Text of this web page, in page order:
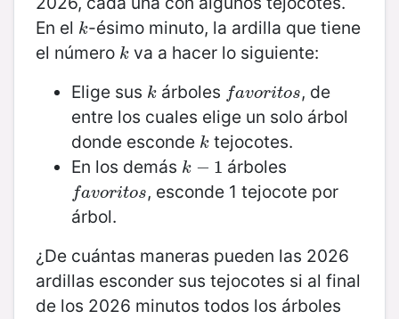
En el k
k-ésimo minuto, la ardilla que tiene
el número k
k va a hacer lo siguiente:
Elige sus k
k árboles favoritos
favoritos , de
entre los cuales elige un solo árbol
donde esconde k
k tejocotes.
En los demás k − 1
k−1 árboles
favoritos
favoritos , esconde 1 tejocote por
árbol.
¿De cuántas maneras pueden las 2026
ardillas esconder sus tejocotes si al final
de los 2026 minutos todos los árboles